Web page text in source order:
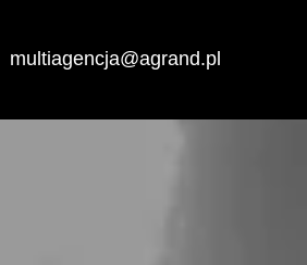
multiagencja@agrand.pl